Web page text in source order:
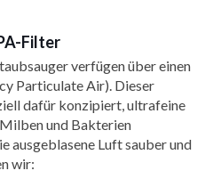
Filter
verfügen über einen
Particulate Air). Dieser
dafür konzipiert, ultrafeine
und Bakterien
ausgeblasene Luft sauber und
wir: